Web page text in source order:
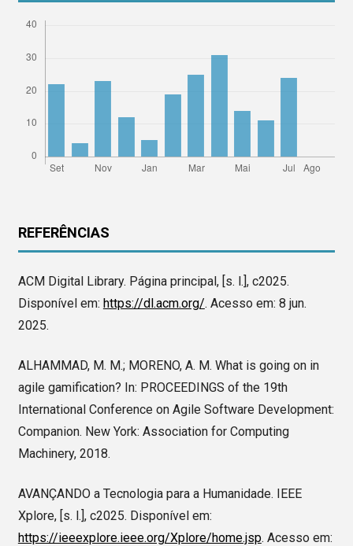
REFERÊNCIAS
ACM Digital Library. Página principal, [s. l.], c2025.
Disponível em: https://dl.acm.org/. Acesso em: 8 jun.
2025.
ALHAMMAD, M. M.; MORENO, A. M. What is going on in
agile gamification? In: PROCEEDINGS of the 19th
International Conference on Agile Software Development:
Companion. New York: Association for Computing
Machinery, 2018.
AVANÇANDO a Tecnologia para a Humanidade. IEEE
Xplore, [s. l.], c2025. Disponível em:
https://ieeexplore.ieee.org/Xplore/home.jsp. Acesso em: